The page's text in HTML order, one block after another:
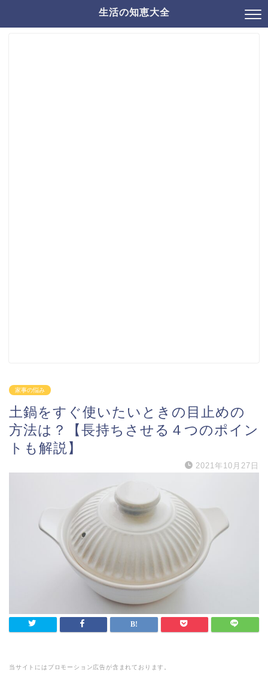
生活の知恵大全
家事の悩み
土鍋をすぐ使いたいときの目止めの
方法は？【長持ちさせる４つのポイン
トも解説】
2021年10月27日
当サイトにはプロモーション広告が含まれております。